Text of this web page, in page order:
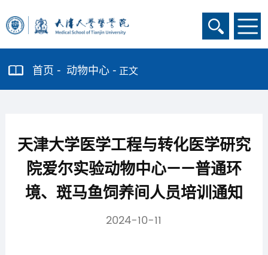
首页 动物中心 正文
天津大学医学工程与转化医学研究
院爱尔实验动物中心——普通环
境、斑马鱼饲养间人员培训通知
2024-10-11